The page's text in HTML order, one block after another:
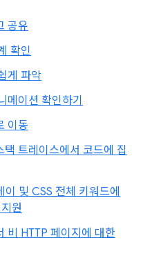
공유
확인
게 파악
메이션 확인하기
이동
트레이스에서 코드에 집
및 CSS 전체 키워드에
원
비 HTTP 페이지에 대한